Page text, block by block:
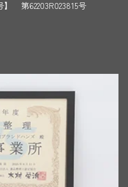
】 第62203R023815号